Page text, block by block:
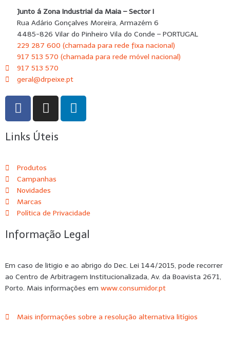
Junto á Zona Industrial da Maia – Sector I
Rua Adário Gonçalves Moreira, Armazém 6
4485-826 Vilar do Pinheiro Vila do Conde – PORTUGAL
229 287 600 (chamada para rede fixa nacional)
917 513 570 (chamada para rede móvel nacional)
917 513 570
geral@drpeixe.pt
Links Úteis
Produtos
Campanhas
Novidades
Marcas
Política de Privacidade
Informação Legal
Em caso de litigio e ao abrigo do Dec. Lei 144/2015, pode recorrer
ao Centro de Arbitragem Institucionalizada, Av. da Boavista 2671,
Porto. Mais informações em www.consumidor.pt
Mais informações sobre a resolução alternativa litígios